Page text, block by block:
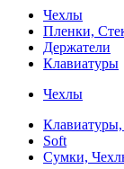
Чехлы
Пленки,
Держатели
Клавиатуры
Чехлы
Soft
Сумки,